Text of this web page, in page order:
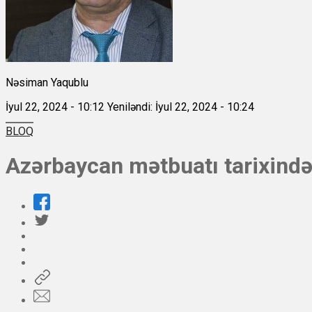
Nəsiman Yaqublu
İyul 22, 2024 - 10:12 Yeniləndi: İyul 22, 2024 - 10:24
BLOQ
Azərbaycan mətbuatı